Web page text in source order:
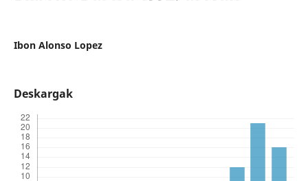
Ibon Alonso Lopez
Deskargak